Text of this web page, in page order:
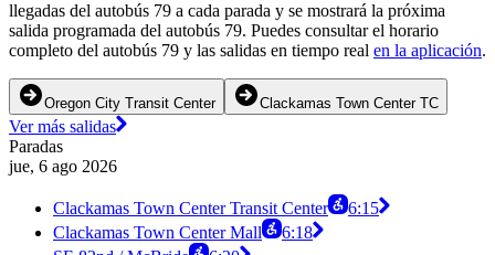
llegadas del autobús 79 a cada parada y se mostrará la próxima
salida programada del autobús 79. Puedes consultar el horario
completo del autobús 79 y las salidas en tiempo real en la aplicación.
Oregon City Transit Center Clackamas Town Center TC
Ver más salidas
Paradas
jue, 6 ago 2026
Clackamas Town Center Transit Center
6:15
Clackamas Town Center Mall
6:18